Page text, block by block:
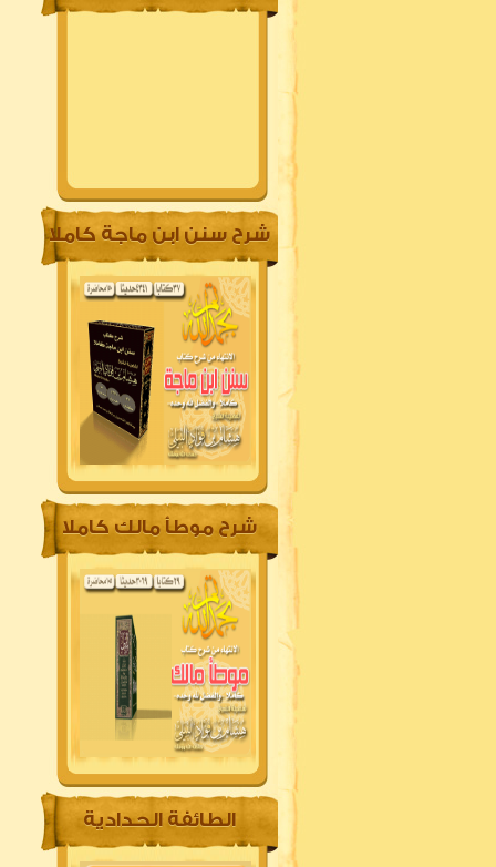
شرح سنن ابن ماجة كاملا
شرح موطأ مالك كاملا
الطائفة الحدادية